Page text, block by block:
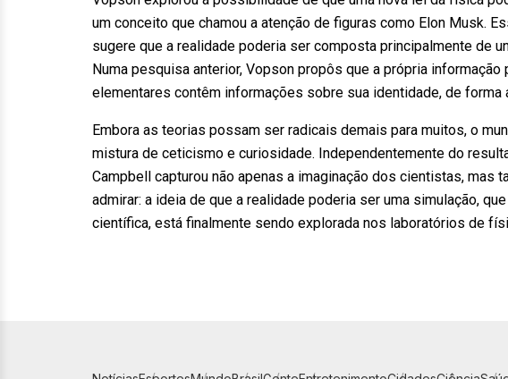
um conceito que chamou a atenção de figuras como Elon Musk.
sugere que a realidade poderia ser composta principalmente de
Numa pesquisa anterior, Vopson propôs que a própria
elementares contêm informações sobre sua identidade, de forma
Embora as teorias possam ser radicais demais para muitos, o
mistura de ceticismo e curiosidade. Independentemente do
Campbell capturou não apenas a imaginação dos cientistas, mas
admirar: a ideia de que a realidade poderia ser uma simulação,
científica, está finalmente sendo explorada nos laboratórios de